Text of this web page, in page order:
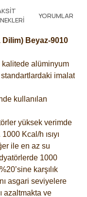
YORUMLAR
Beyaz-9010
kalitede alüminyum
imalat
kullanılan
yüksek verimde
Kcal/h ısıyı
ile en az su
1000
karşılık
asgari seviyelere
azaltmakta ve